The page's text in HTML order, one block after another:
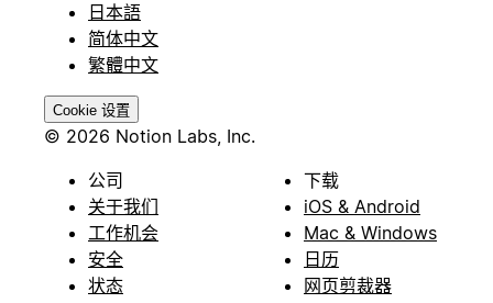
日本語
简体中文
繁體中文
Cookie 设置
© 2026 Notion Labs, Inc.
公司
关于我们
工作机会
安全
状态
下载
iOS & Android
Mac & Windows
日历
网页剪裁器